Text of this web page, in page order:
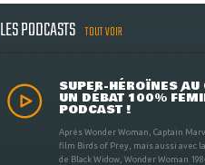
LES PODCASTS TOUT VOIR
SUPER-HÉROÏNES
UN DÉBAT 100%
PODCAST !
Après Wonder Woman, Captain
film Birds of Prey, mais aussi avec
de Black Widow, Wonder Woman